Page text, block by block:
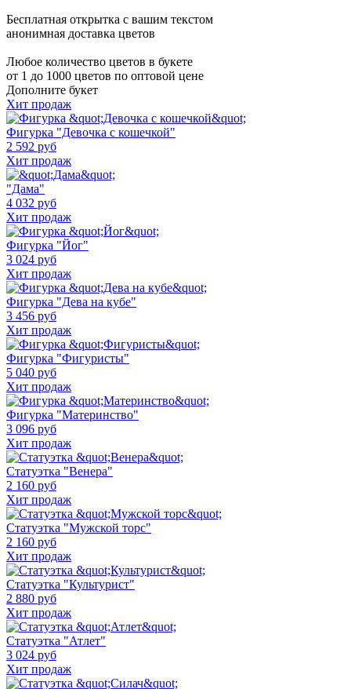
Бесплатная открытка с вашим текстом
анонимная доставка цветов
Любое количество цветов в букете
от 1 до 1000 цветов по оптовой цене
Дополните букет
Хит продаж
Фигурка "Девочка с кошечкой"
2 592 руб
Хит продаж
"Дама"
4 032 руб
Хит продаж
Фигурка "Йог"
3 024 руб
Хит продаж
Фигурка "Дева на кубе"
3 456 руб
Хит продаж
Фигурка "Фигуристы"
5 040 руб
Хит продаж
Фигурка "Материнство"
3 096 руб
Хит продаж
Статуэтка "Венера"
2 160 руб
Хит продаж
Статуэтка "Мужской торс"
2 160 руб
Хит продаж
Статуэтка "Культурист"
2 880 руб
Хит продаж
Статуэтка "Атлет"
3 024 руб
Хит продаж